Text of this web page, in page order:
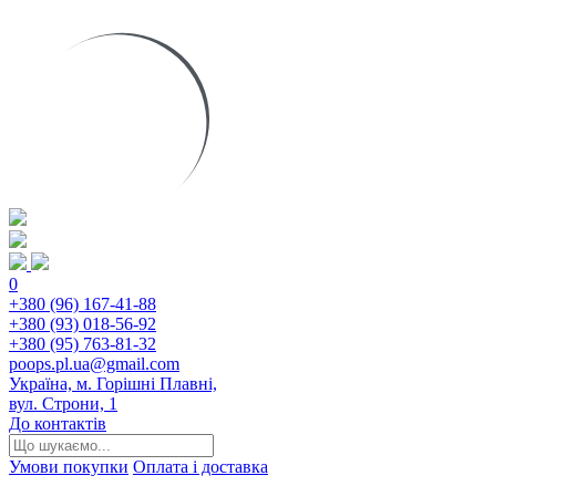
0
+380 (96) 167-41-88
+380 (93) 018-56-92
+380 (95) 763-81-32
poops.pl.ua@gmail.com
Україна, м. Горішні Плавні,
вул. Строни, 1
До контактів
Умови покупки Оплата і доставка